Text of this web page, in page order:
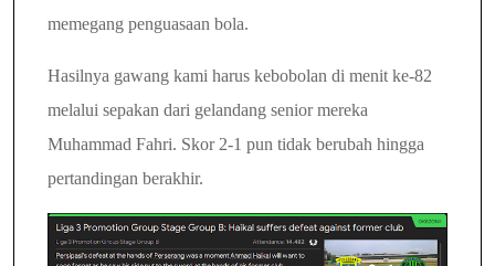
memegang penguasaan bola.
Hasilnya gawang kami harus kebobolan di menit ke-82
melalui sepakan dari gelandang senior mereka
Muhammad Fahri. Skor 2-1 pun tidak berubah hingga
pertandingan berakhir.